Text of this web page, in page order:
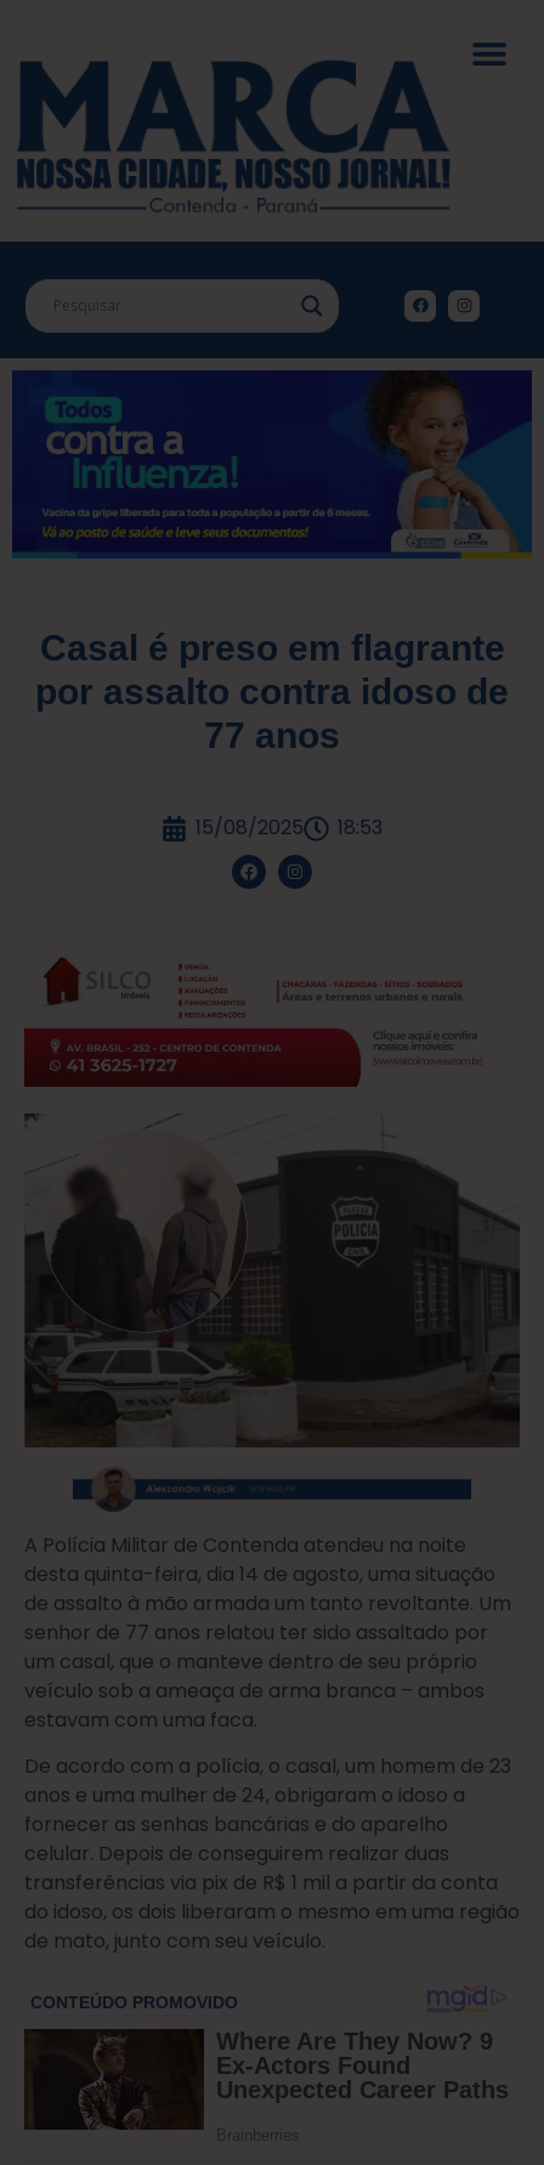
Casal é preso em flagrante
por assalto contra idoso de
77 anos
15/08/2025 18:53
A Polícia Militar de Contenda atendeu na noite
desta quinta-feira, dia 14 de agosto, uma situação
de assalto à mão armada um tanto revoltante. Um
senhor de 77 anos relatou ter sido assaltado por
um casal, que o manteve dentro de seu próprio
veículo sob a ameaça de arma branca – ambos
estavam com uma faca.
De acordo com a polícia, o casal, um homem de 23
anos e uma mulher de 24, obrigaram o idoso a
fornecer as senhas bancárias e do aparelho
celular. Depois de conseguirem realizar duas
transferências via pix de R$ 1 mil a partir da conta
do idoso, os dois liberaram o mesmo em uma região
de mato, junto com seu veículo.